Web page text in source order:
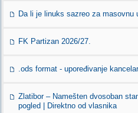
Da li je linuks sazreo za masovnu
FK Partizan 2026/27.
.ods format - upoređivanje
Zlatibor – Namešten dvosoban
pogled | Direktno od vlasnika